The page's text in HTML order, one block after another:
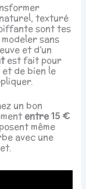
texturé
sont tes
sans
et d’un
est fait pour
et de bien le
un bon
entre 15 €
même
avec une